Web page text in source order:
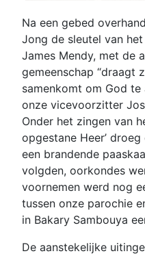
Na een gebed
Jong de sleutel van
James Mendy, met de
gemeenschap “draagt
samenkomt om God te
onze vicevoorzitter
Onder het zingen van
opgestane Heer’
een brandende
volgden, oorkondes
voornemen werd nog
tussen onze parochie
in Bakary Sambouya
De aanstekelijke